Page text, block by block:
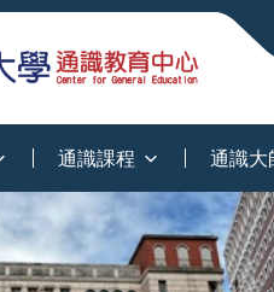
通識課程 通識大